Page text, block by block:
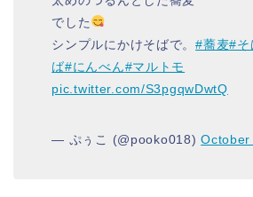
でした
シンプルにかけそばで。#蕎麦#そ
ば#にんべん#マルトモ
pic.twitter.com/S3pgqwDwtQ
— ぷぅこ (@pooko018)